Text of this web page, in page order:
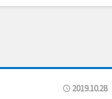
2019.10.28